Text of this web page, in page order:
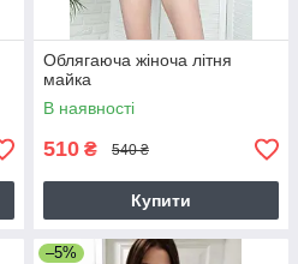
Облягаюча жіноча літня
майка
В наявності
510 ₴ 540 ₴
Купити
–5%